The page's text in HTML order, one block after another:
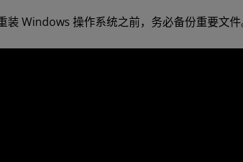
装 Windows 操作系统之前，务必备份重要文件